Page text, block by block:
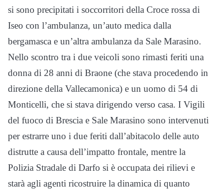
si sono precipitati i soccorritori della Croce rossa di
Iseo con l’ambulanza, un’auto medica dalla
bergamasca e un’altra ambulanza da Sale Marasino.
Nello scontro tra i due veicoli sono rimasti feriti una
donna di 28 anni di Braone (che stava procedendo in
direzione della Vallecamonica) e un uomo di 54 di
Monticelli, che si stava dirigendo verso casa. I Vigili
del fuoco di Brescia e Sale Marasino sono intervenuti
per estrarre uno i due feriti dall’abitacolo delle auto
distrutte a causa dell’impatto frontale, mentre la
Polizia Stradale di Darfo si è occupata dei rilievi e
starà agli agenti ricostruire la dinamica di quanto